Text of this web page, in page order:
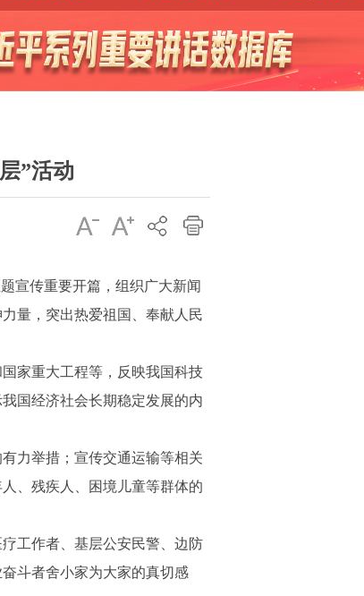
态 经验交流 文明实践
观 专题库
”活动
宣传重要开篇，组织广大新闻
量，突出热爱祖国、奉献人民
家重大工程等，反映我国科技
国经济社会长期稳定发展的内
力举措；宣传交通运输等相关
、残疾人、困境儿童等群体的
工作者、基层公安民警、边防
斗者舍小家为大家的真切感